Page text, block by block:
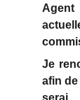
Agent
Je
afin